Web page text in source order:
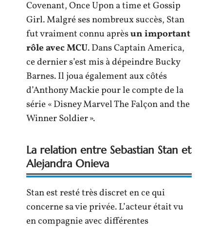
Covenant, Once Upon a time et Gossip
Girl. Malgré ses nombreux succès, Stan
fut vraiment connu aprèsun important
rôle avec MCU. Dans Captain America,
ce dernier s’est mis à dépeindre Bucky
Barnes. Il joua également aux côtés
d’Anthony Mackie pour le compte de la
série « Disney Marvel The Falçon and the
Winner Soldier ».
La relation entre Sebastian Stan et
Alejandra Onieva
Stan est resté très discret en ce qui
concerne sa vie privée. L’acteur était vu
en compagnie avec différentes